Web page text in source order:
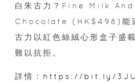
白朱古力？Fine Milk
Chocolate (HK$498)能滿
古力以紅色絲絨心形盒子盛
難以抗拒。
詳情： https://bit.ly/